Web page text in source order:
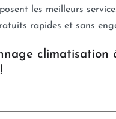
les meilleurs
rapides et sans
climatisation